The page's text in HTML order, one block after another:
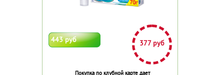
443 руб 377 руб
Покупка по клубной карте дает